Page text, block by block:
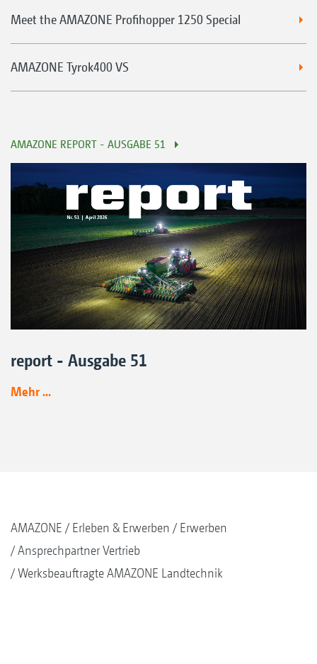
Meet the AMAZONE Profihopper 1250 Special
AMAZONE Tyrok400 VS
AMAZONE REPORT - AUSGABE 51
report - Ausgabe 51
Mehr ...
AMAZONE Erleben & Erwerben
Erwerben
Ansprechpartner Vertrieb
Werksbeauftragte AMAZONE Landtechnik